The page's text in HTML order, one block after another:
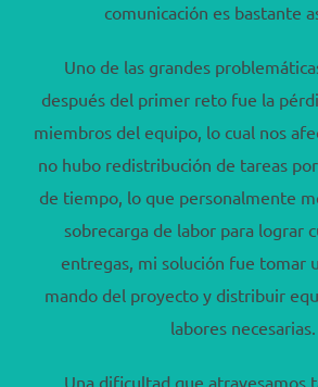
comunicación es bastante
Uno de las grandes
después del primer reto fue la
miembros del equipo, lo cual nos
no hubo redistribución de tareas
de tiempo, lo que personalmente
sobrecarga de labor para lograr
entregas, mi solución fue tomar
mando del proyecto y distribuir
labores necesarias.
Una dificultad que atravesamos